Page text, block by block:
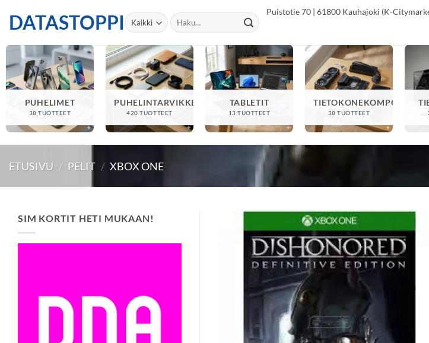
DATASTOPPI Etsi:
Puistotie 70 | 61800 Kauhajoki (K-
PUHELIMET
38 TUOTTEET
PUHELINTARVIKKEET
420 TUOTTEET
TABLETIT
13 TUOTTEET 38 TUOTTEET
ETUSIVU / PELIT / XBOX ONE
SIM KORTIT HETI MUKAAN!